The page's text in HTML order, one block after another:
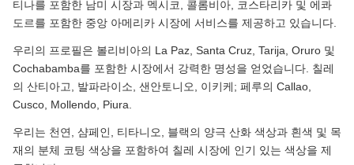
티나를 포함한 남미 시장과 멕시코, 콜롬비아, 코스타리카 및 에콰
도르를 포함한 중앙 아메리카 시장에 서비스를 제공하고 있습니다.
우리의 프로필은 볼리비아의 La Paz, Santa Cruz, Tarija, Oruro 및
Cochabamba를 포함한 시장에서 강력한 명성을 얻었습니다. 칠레
의 산티아고, 발파라이소, 샌안토니오, 이키케; 페루의 Callao,
Cusco, Mollendo, Piura.
우리는 천연, 샴페인, 티타니오, 블랙의 양극 산화 색상과 흰색 및 목
재의 분체 코팅 색상을 포함하여 칠레 시장에 인기 있는 색상을 제